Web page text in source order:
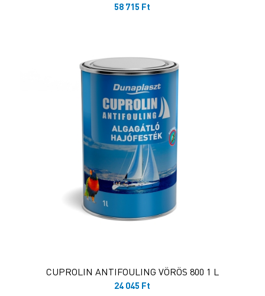
58 715 Ft
CUPROLIN ANTIFOULING VÖRÖS 800 1 L
24 045 Ft